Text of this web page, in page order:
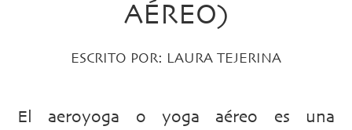
AÉREO)
ESCRITO POR: LAURA TEJERINA
El aeroyoga o yoga aéreo es una